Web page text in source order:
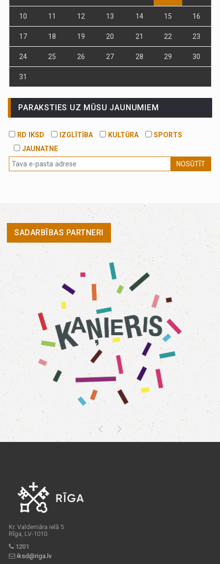
10 11 12 13 14 15 16
17 18 19 20 21 22 23
24 25 26 27 28 29 30
31
PARAKSTIES UZ MŪSU JAUNUMIEM
RD IKSD IZGLĪTĪBA KULTŪRA
SPORTS
JAUNATNE
NOSŪTĪT
SADARBĪBAS PARTNERI
Kr. Valdemāra ielā 5
Rīga, LV-1010
1201
iksd@riga.lv